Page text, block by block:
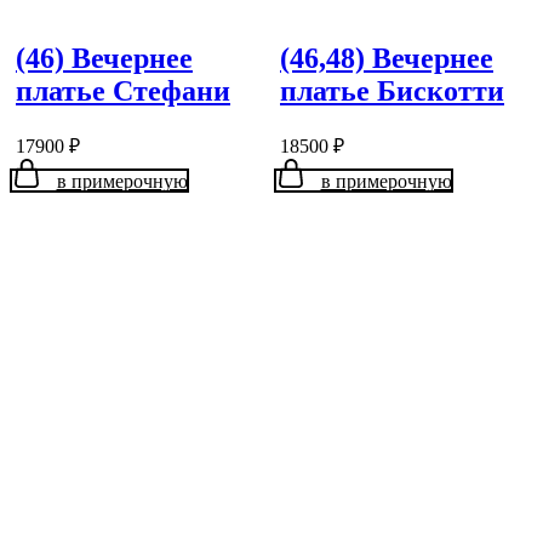
(46) Вечернее
платье Стефани
17900 ₽
в примерочную
(46,48) Вечернее
платье Бискотти
18500 ₽
в примерочную